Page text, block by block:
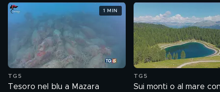
TG5
Tesoro nel blu a Mazara
1 MIN
TG5
Sui monti o al mare